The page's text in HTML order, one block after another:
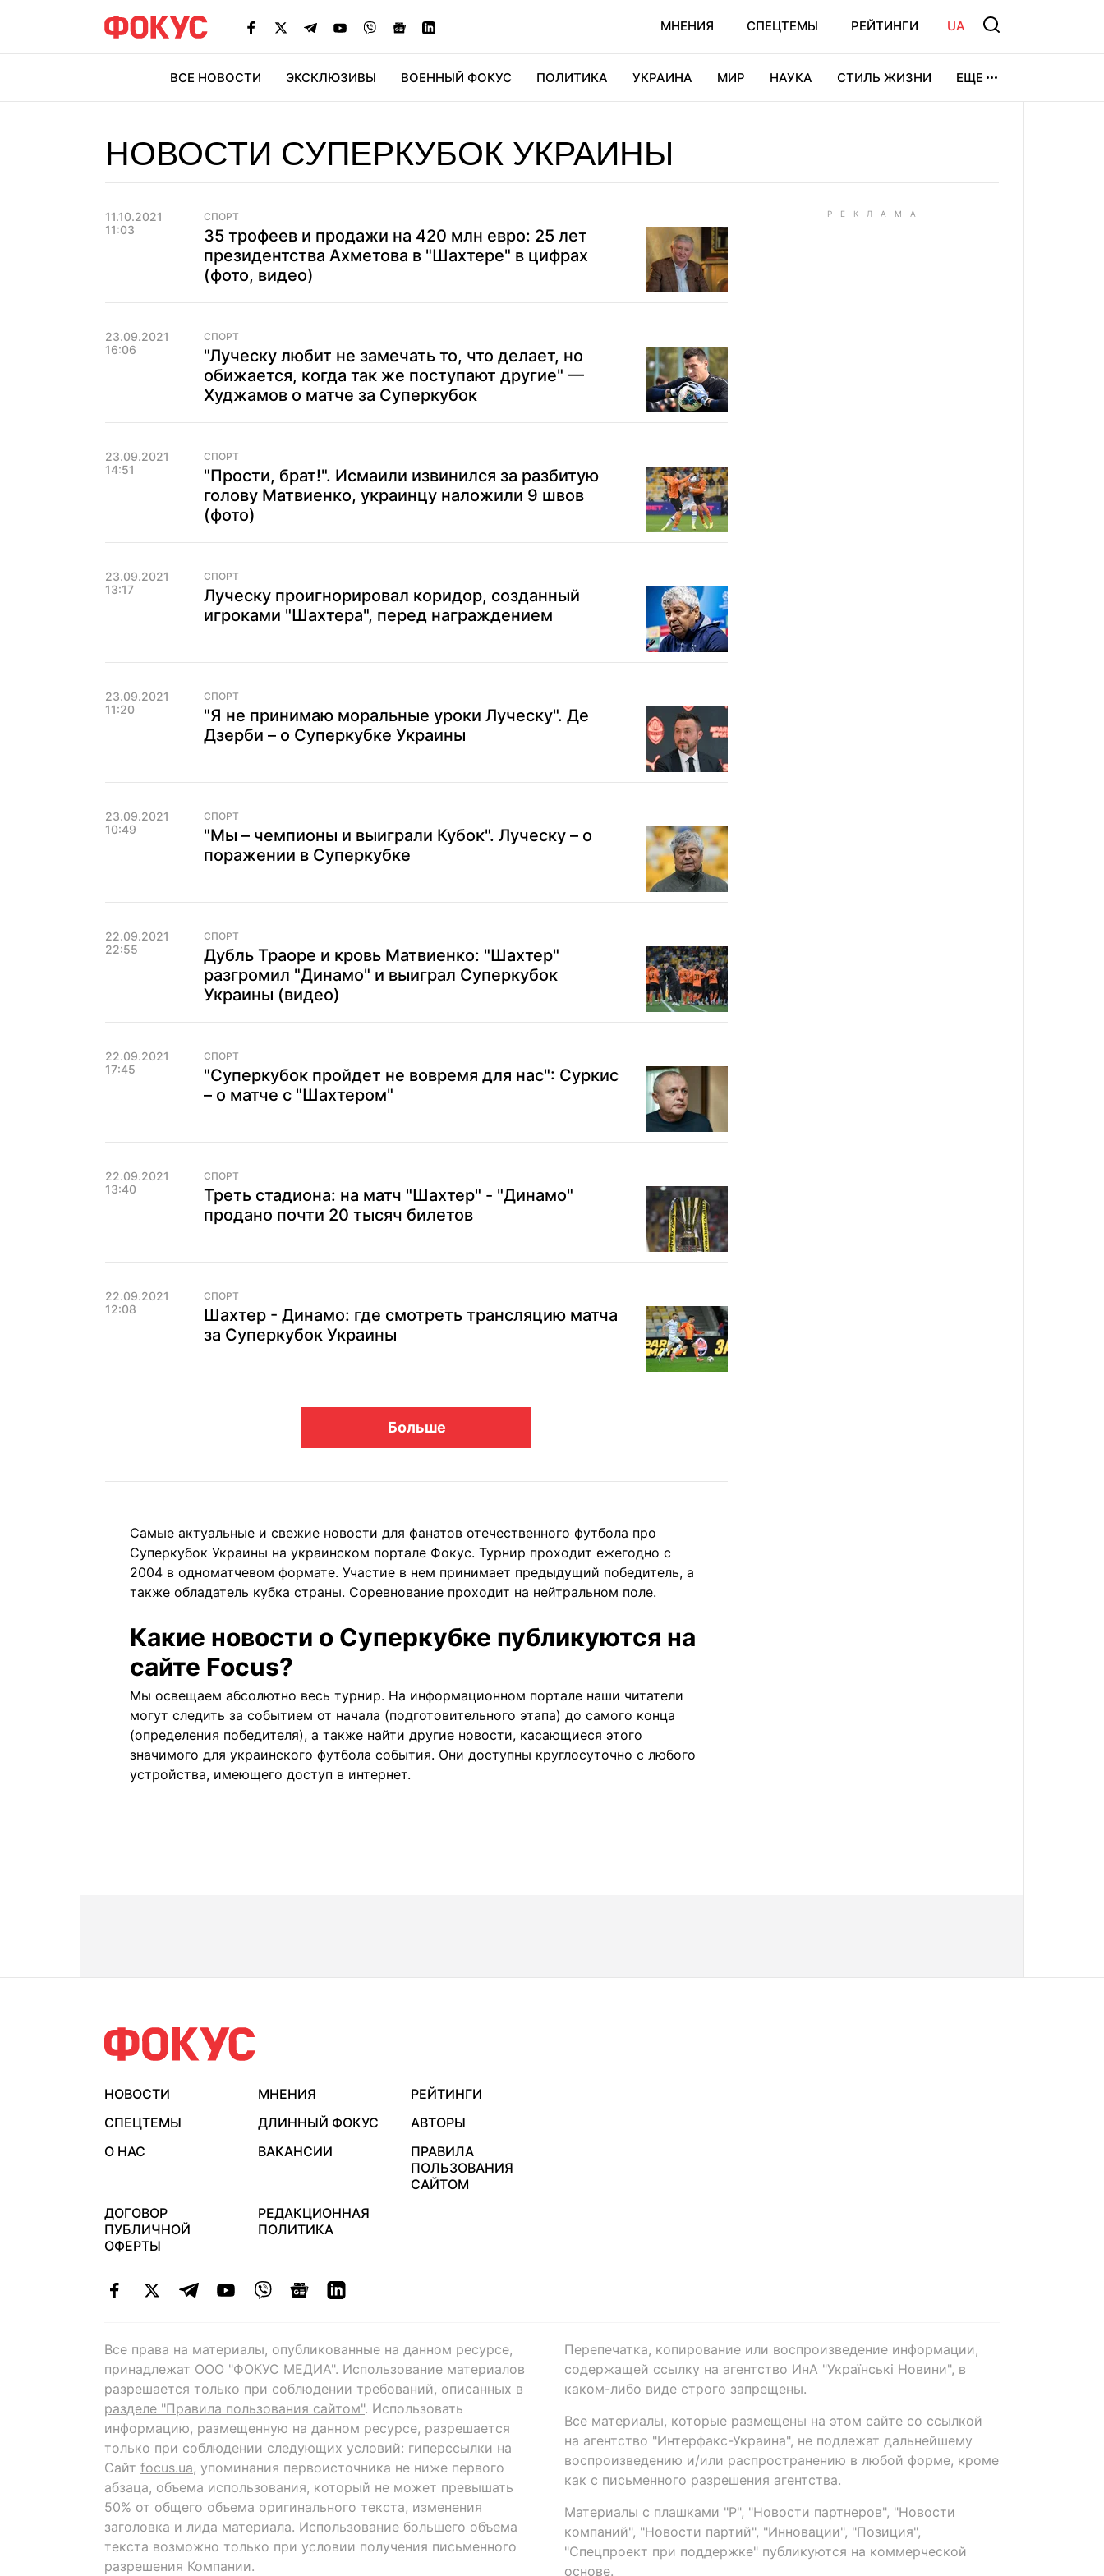
МНЕНИЯ СПЕЦТЕМЫ РЕЙТИНГИ UA
ВСЕ НОВОСТИ ЭКСКЛЮЗИВЫ ВОЕННЫЙ ФОКУС ПОЛИТИКА УКРАИНА МИР НАУКА СТИЛЬ ЖИЗНИ ЕЩЕ
НОВОСТИ СУПЕРКУБОК УКРАИНЫ
11.10.2021
11:03
СПОРТ
35 трофеев и продажи на 420 млн евро: 25 лет
президентства Ахметова в "Шахтере" в цифрах
(фото, видео)
23.09.2021
16:06
СПОРТ
"Луческу любит не замечать то, что делает, но
обижается, когда так же поступают другие" —
Худжамов о матче за Суперкубок
23.09.2021
14:51
СПОРТ
"Прости, брат!". Исмаили извинился за разбитую
голову Матвиенко, украинцу наложили 9 швов
(фото)
23.09.2021
13:17
СПОРТ
Луческу проигнорировал коридор, созданный
игроками "Шахтера", перед награждением
23.09.2021
11:20
СПОРТ
"Я не принимаю моральные уроки Луческу". Де
Дзерби – о Суперкубке Украины
23.09.2021
10:49
СПОРТ
"Мы – чемпионы и выиграли Кубок". Луческу – о
поражении в Суперкубке
22.09.2021
22:55
СПОРТ
Дубль Траоре и кровь Матвиенко: "Шахтер"
разгромил "Динамо" и выиграл Суперкубок
Украины (видео)
22.09.2021
17:45
СПОРТ
"Суперкубок пройдет не вовремя для нас": Суркис
– о матче с "Шахтером"
22.09.2021
13:40
СПОРТ
Треть стадиона: на матч "Шахтер" - "Динамо"
продано почти 20 тысяч билетов
22.09.2021
12:08
СПОРТ
Шахтер - Динамо: где смотреть трансляцию матча
за Суперкубок Украины
Больше
Самые актуальные и свежие новости для фанатов отечественного футбола про
Суперкубок Украины на украинском портале Фокус. Турнир проходит ежегодно с
2004 в одноматчевом формате. Участие в нем принимает предыдущий победитель, а
также обладатель кубка страны. Соревнование проходит на нейтральном поле.
Какие новости о Суперкубке публикуются на
сайте Focus?
Мы освещаем абсолютно весь турнир. На информационном портале наши читатели
могут следить за событием от начала (подготовительного этапа) до самого конца
(определения победителя), а также найти другие новости, касающиеся этого
значимого для украинского футбола события. Они доступны круглосуточно с любого
устройства, имеющего доступ в интернет.
НОВОСТИ МНЕНИЯ
РЕЙТИНГИ
СПЕЦТЕМЫ
ДЛИННЫЙ ФОКУС
АВТОРЫ
О НАС
ВАКАНСИИ
ПРАВИЛА
ПОЛЬЗОВАНИЯ
САЙТОМ
ДОГОВОР
ПУБЛИЧНОЙ
ОФЕРТЫ
РЕДАКЦИОННАЯ
ПОЛИТИКА
Все права на материалы, опубликованные на данном ресурсе,
принадлежат ООО "ФОКУС МЕДИА". Использование материалов
разрешается только при соблюдении требований, описанных в
разделе "Правила пользования сайтом". Использовать
информацию, размещенную на данном ресурсе, разрешается
только при соблюдении следующих условий: гиперссылки на
Сайт focus.ua, упоминания первоисточника не ниже первого
абзаца, объема использования, который не может превышать
50% от общего объема оригинального текста, изменения
заголовка и лида материала. Использование большего объема
текста возможно только при условии получения письменного
разрешения Компании.
Перепечатка, копирование или воспроизведение информации,
содержащей ссылку на агентство ИнА "Українські Новини", в
каком-либо виде строго запрещены.
Все материалы, которые размещены на этом сайте со ссылкой
на агентство "Интерфакс-Украина", не подлежат дальнейшему
воспроизведению и/или распространению в любой форме, кроме
как с письменного разрешения агентства.
Материалы с плашками "Р", "Новости партнеров", "Новости
компаний", "Новости партий", "Инновации", "Позиция",
"Спецпроект при поддержке" публикуются на коммерческой
основе.